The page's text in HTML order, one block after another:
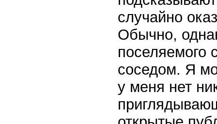
случайно
Обычно,
поселяемого
соседом. Я
у меня нет